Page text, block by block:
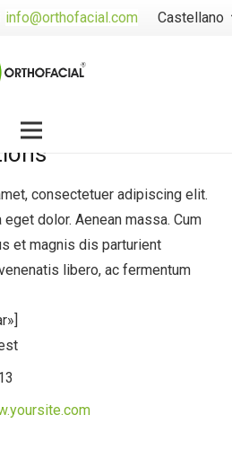
info@orthofacial.com
Castellano
transition=»slide»]
icon=»star»]
consectetuer adipiscing elit.
dolor. Aenean massa. Cum
et magnis dis parturient
libero, ac fermentum